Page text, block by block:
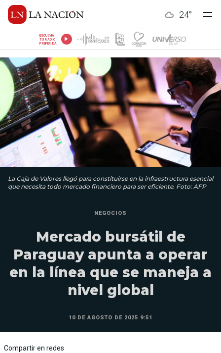
24°
ESCUCHÁ
TU RADIO
PREFERIDA
La Caja de Valores llegó para constituirse en la infraestructura esencial
que necesita todo mercado financiero para ser eficiente. Foto: AFP
NEGOCIOS
Mercado bursátil de
Paraguay apunta a operar
en la línea que se maneja a
nivel global
10 DE AGOSTO DE 2025 9:51
Compartir en redes